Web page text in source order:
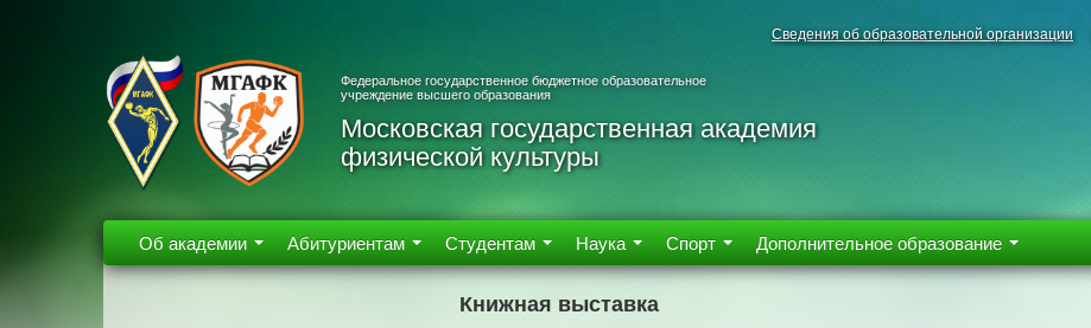
Сведения об образовательной организации
Федеральное государственное бюджетное образовательное
учреждение высшего образования
Московская государственная академия
физической культуры
Об академии Абитуриентам Студентам Наука Спорт Дополнительное образование
Книжная выставка